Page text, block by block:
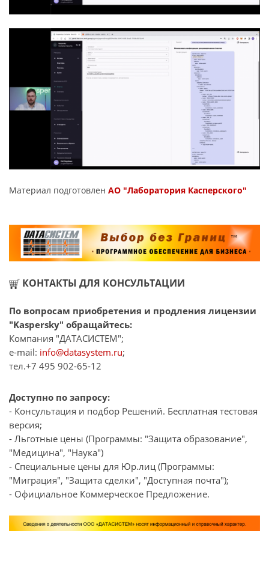
Материал подготовлен АО "Лаборатория Касперского"
КОНТАКТЫ ДЛЯ КОНСУЛЬТАЦИИ
По вопросам приобретения и продления лицензии
"Kaspersky" обращайтесь:
Компания "ДАТАСИСТЕМ";
e-mail: info@datasystem.ru;
тел.+7 495 902-65-12
Доступно по запросу:
- Консультация и подбор Решений. Бесплатная тестовая
версия;
- Льготные цены (Программы: "Защита образование",
"Медицина", "Наука")
- Специальные цены для Юр.лиц (Программы:
"Миграция", "Защита сделки", "Доступная почта");
- Официальное Коммерческое Предложение.